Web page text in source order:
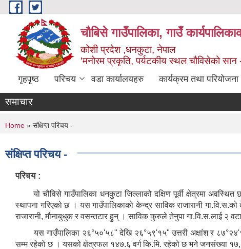
Skip to main content
चौबिसे गाउँपालिका, गाउँ
कोशी प्रदेश ,धनकुटा, नेपाल
'मनोरम प्रकृति, पर्यटकीय स्थल चौविसेको सान
गृहपृष्ठ परिचय वडा कार्यालयहरु कार्यक्रम तथा परियोजना
समाचार
You are here
Home » संक्षिप्त परिचय -
संक्षिप्त परिचय -
परिचय :
यो चौविसे गाउँपालिका धनकुटा जिल्लाको दक्षिण पूर्वी क्षेत्रमा
स्थापना गरिएको छ । यस गाउँपालिकाको केन्द्र साविक राजारानी
राजारानी, मौनाबुधुक र वसन्तटार हुन् । साविक कुरुले तेनुपा गा.वि.स.लाई २
यस गाउँपालिका २६°५०'५८" देखि २६°५९'१५" उत्तरी अक्षांश र
सम्म रहेकाे छ । यसको क्षेत्रफल १४७.६ वर्ग कि.मि. रहेको छ भने जनसंख्या